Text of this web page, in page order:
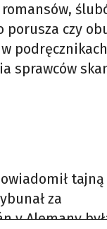
porusza czy
podręcznikach
sprawców
tajną
za
y Alemany